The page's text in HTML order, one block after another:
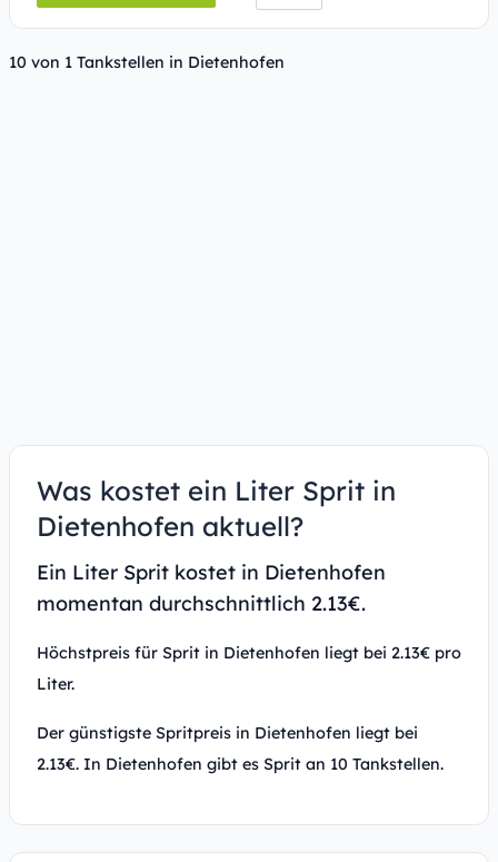
10 von 1 Tankstellen in Dietenhofen
Was kostet ein Liter Sprit in
Dietenhofen aktuell?
Ein Liter Sprit kostet in Dietenhofen
momentan durchschnittlich 2.13€.
Höchstpreis für Sprit in Dietenhofen liegt bei 2.13€ pro
Liter.
Der günstigste Spritpreis in Dietenhofen liegt bei
2.13€. In Dietenhofen gibt es Sprit an 10 Tankstellen.